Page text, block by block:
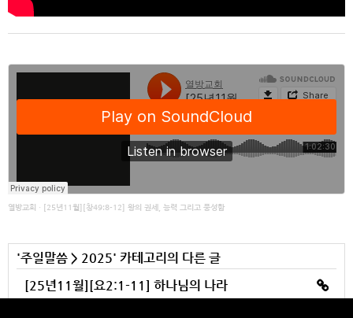
열방교회 · [25년11월][창49:8-12] 왕의 권세, 능력 그리고 풍성함
'주일말씀 > 2025' 카테고리의 다른 글
[25년11월][요2:1-11] 하나님의 나라